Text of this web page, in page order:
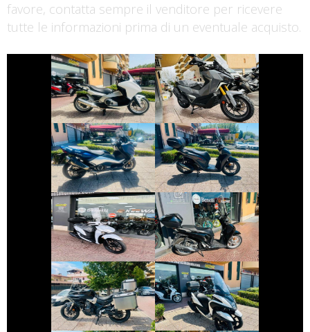
favore, contatta sempre il venditore per ricevere
tutte le informazioni prima di un eventuale acquisto.
HONDA INTEGRA SYM ADX-400
YAMAHA TMAX
€ 5.790 €
HONDA SH
€ 3.650 €
SYM BWT
€ 1.990 €
HONDA SH
€ 2.490 €
VOGE VALICO
€ 3.450 €
YAMAHA TRICITY
€ 2.690 €
€ 1.650 € € 5.590 €